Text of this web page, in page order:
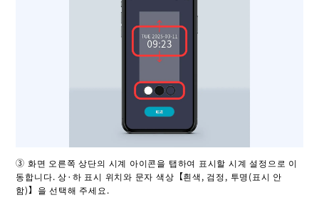
③ 화면 오른쪽 상단의 시계 아이콘을 탭하여 표시할 시계 설정으로 이
동합니다. 상·하 표시 위치와 문자 색상【흰색, 검정, 투명(표시 안
함)】을 선택해 주세요.